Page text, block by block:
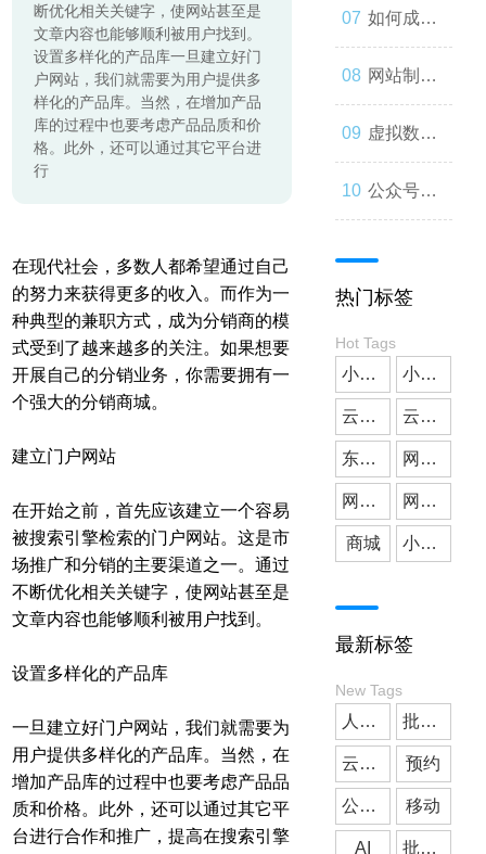
断优化相关关键字，使网站甚至是
文章内容也能够顺利被用户找到。
设置多样化的产品库一旦建立好门
户网站，我们就需要为用户提供多
样化的产品库。当然，在增加产品
库的过程中也要考虑产品品质和价
格。此外，还可以通过其它平台进
行
在现代社会，多数人都希望通过自己
的努力来获得更多的收入。而作为一
种典型的兼职方式，成为分销商的模
式受到了越来越多的关注。如果想要
开展自己的分销业务，你需要拥有一
个强大的分销商城。
建立门户网站
在开始之前，首先应该建立一个容易
被搜索引擎检索的门户网站。这是市
场推广和分销的主要渠道之一。通过
不断优化相关关键字，使网站甚至是
文章内容也能够顺利被用户找到。
设置多样化的产品库
一旦建立好门户网站，我们就需要为
用户提供多样化的产品库。当然，在
增加产品库的过程中也要考虑产品品
质和价格。此外，还可以通过其它平
台进行合作和推广，提高在搜索引擎
众号成为
人们心中
的第一选
择
的分销商
城？
城：为什
么您应该
考虑加
入？
如何成为
微信小程
序开发高
手？
网站制作
流程与技
巧
虚拟数字
人：从奇
现实
公众号开
一款受欢
迎的社交
媒体应用
热门标签
Hot Tags
小微公司 小程序开发
云派网络 云派小程序开发
东莞小程序开发 网站建设
网站搭建 网站开发
商城 小程序商城
最新标签
New Tags
人工智能 批发小程序
云派网络 预约
公众号开发 移动
AI 批发小程序商城